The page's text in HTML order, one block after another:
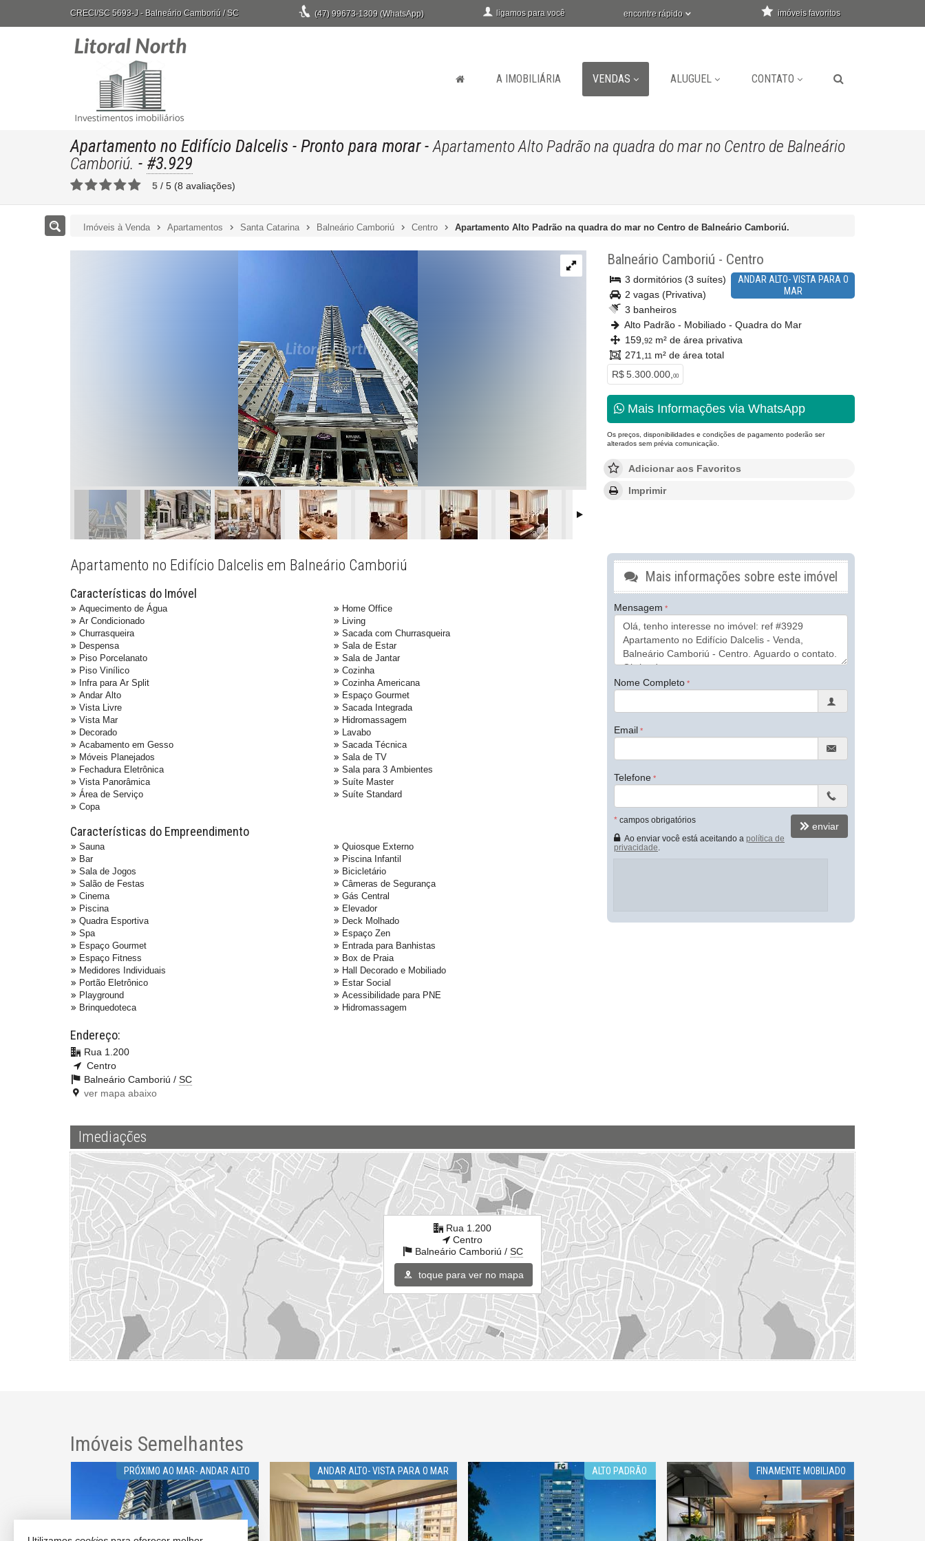
CRECI/SC 5693-J - Balneário Camboriú /SC (47) 99673-1309 (WhatsApp) ligamos para você encontre rápido imóveis favoritos
A IMOBILIÁRIA VENDAS ALUGUEL CONTATO
Apartamento no Edifício Dalcelis - Pronto para morar-Apartamento Alto Padrão na quadra do mar no Centro de Balneário
Camboriú. - #3.929
5 / 5 (8 avaliações)
Imóveis à Venda Apartamentos Santa Catarina Balneário Camboriú Centro Apartamento Alto Padrão na quadra do mar no Centro de Balneário Camboriú.
Balneário Camboriú - Centro
ANDAR ALTO- VISTA PARA O
MAR
3 dormitórios (3 suítes)
2 vagas (Privativa)
3 banheiros
Alto Padrão - Mobiliado - Quadra do Mar
159, 92 m² de área privativa
271,
11 m² de área total
R$ 5.300.000, 00
Mais Informações via WhatsApp
Os preços, disponibilidades e condições de pagamento poderão ser
alterados sem prévia comunicação.
Adicionar aos Favoritos
Imprimir
Apartamento no Edifício Dalcelis em Balneário Camboriú
Características do Imóvel
Aquecimento de Água
Ar Condicionado
Churrasqueira
Despensa
Piso Porcelanato
Piso Vinílico
Infra para Ar Split
Andar Alto
Vista Livre
Vista Mar
Decorado
Acabamento em Gesso
Móveis Planejados
Fechadura Eletrônica
Vista Panorâmica
Área de Serviço
Copa
Home Office
Living
Sacada com Churrasqueira
Sala de Estar
Sala de Jantar
Cozinha
Cozinha Americana
Espaço Gourmet
Sacada Integrada
Hidromassagem
Lavabo
Sacada Técnica
Sala de TV
Sala para 3 Ambientes
Suíte Master
Suíte Standard
Características do Empreendimento
Sauna
Bar
Sala de Jogos
Salão de Festas
Cinema
Piscina
Quadra Esportiva
Spa
Espaço Gourmet
Espaço Fitness
Medidores Individuais
Portão Eletrônico
Playground
Brinquedoteca
Quiosque Externo
Piscina Infantil
Bicicletário
Câmeras de Segurança
Gás Central
Elevador
Deck Molhado
Espaço Zen
Entrada para Banhistas
Box de Praia
Hall Decorado e Mobiliado
Estar Social
Acessibilidade para PNE
Hidromassagem
Endereço:
Rua 1.200
Centro
Balneário Camboriú / SC
ver mapa abaixo
Mais informações sobre este imóvel
Mensagem
Nome Completo
Email
Telefone
* campos obrigatórios
Ao enviar você está aceitando a política de
privacidade
enviar
Imediações
Rua 1.200
Centro
Balneário Camboriú / SC
toque para ver no mapa
Imóveis Semelhantes
PRÓXIMO AO MAR- ANDAR ALTO ANDAR ALTO- VISTA PARA O MAR ALTO PADRÃO FINAMENTE MOBILIADO